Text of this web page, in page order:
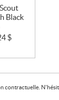
Black
$
contractuelle.